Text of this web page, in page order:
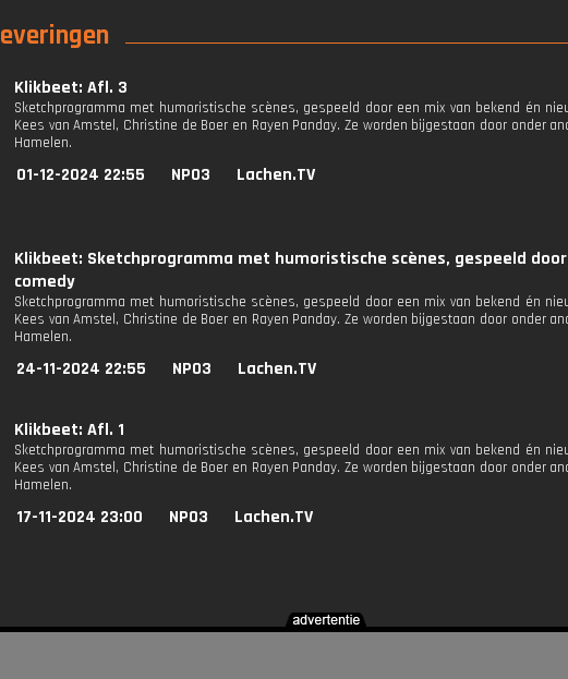
Klikbeet: Afl. 3
Sketchprogramma met humoristische scènes, gespeeld door een mix van bekend én
Kees van Amstel, Christine de Boer en Rayen Panday. Ze worden bijgestaan door onder
Hamelen.
01-12-2024 22:55 NPO3 Lachen.TV
Klikbeet: Sketchprogramma met humoristische scènes, gespeeld
comedy
Sketchprogramma met humoristische scènes, gespeeld door een mix van bekend én
Kees van Amstel, Christine de Boer en Rayen Panday. Ze worden bijgestaan door onder
Hamelen.
24-11-2024 22:55 NPO3 Lachen.TV
Klikbeet: Afl. 1
Sketchprogramma met humoristische scènes, gespeeld door een mix van bekend én
Kees van Amstel, Christine de Boer en Rayen Panday. Ze worden bijgestaan door onder
Hamelen.
17-11-2024 23:00 NPO3 Lachen.TV